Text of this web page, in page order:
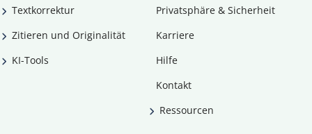
Textkorrektur
Zitieren und Originalität
KI-Tools
Privatsphäre & Sicherheit
Karriere
Hilfe
Kontakt
Ressourcen